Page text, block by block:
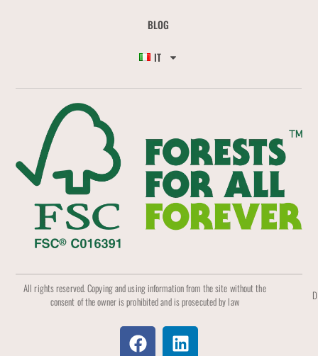
BLOG
IT
All rights reserved. Copying and using information from the site without the
consent of the owner is prohibited and is prosecuted by law